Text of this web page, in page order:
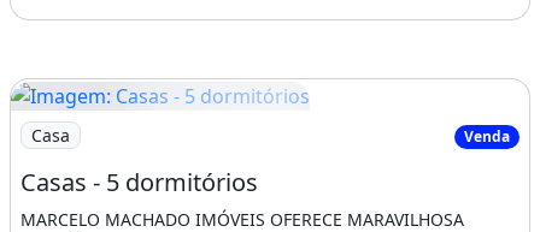
Imagem: Casas - 5 dormitórios
Casa Venda
Casas - 5 dormitórios
MARCELO MACHADO IMÓVEIS OFERECE MARAVILHOSA